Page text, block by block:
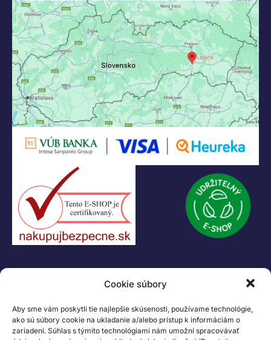
Cookie súbory
Aby sme vám poskytli tie najlepšie skúsenosti, používame technológie,
ako sú súbory cookie na ukladanie a/alebo prístup k informáciám o
zariadení. Súhlas s týmito technológiami nám umožní spracovávať
+421 907 919 608
legacik@legacik.sk